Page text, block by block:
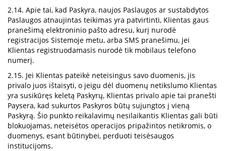
2.14. Apie tai, kad Paskyra, naujos Paslaugos ar sustabdytos
Paslaugos atnaujintas teikimas yra patvirtinti, Klientas gaus
pranešimą elektroninio pašto adresu, kurį nurodė
registracijos Sistemoje metu, arba SMS pranešimu, jei
Klientas registruodamasis nurodė tik mobilaus telefono
numerį.
2.15. Jei Klientas pateikė neteisingus savo duomenis, jis
privalo juos ištaisyti, o jeigu dėl duomenų netikslumo Klientas
yra susikūręs keletą Paskyrų, Klientas privalo apie tai pranešti
Paysera, kad sukurtos Paskyros būtų sujungtos į vieną
Paskyrą. Šio punkto reikalavimų nesilaikantis Klientas gali būti
blokuojamas, neteisėtos operacijos pripažintos netikromis, o
duomenys, esant būtinybei, perduoti teisėsaugos
institucijoms.